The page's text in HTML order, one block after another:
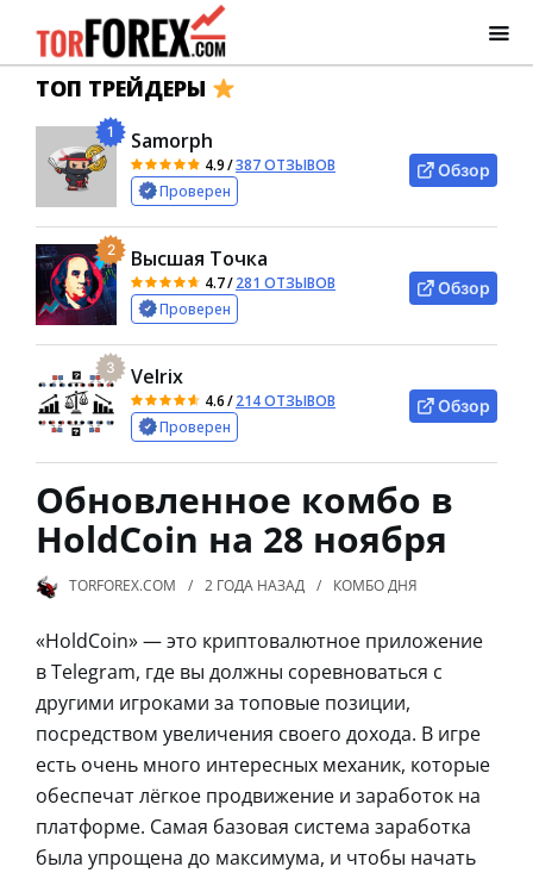
ТОП ТРЕЙДЕРЫ
1 Samorph
4.9/387 ОТЗЫВОВ
Проверен
Обзор
2 Высшая Точка
4.7/281 ОТЗЫВОВ
Проверен
Обзор
3 Velrix
4.6/214 ОТЗЫВОВ
Проверен
Обзор
Обновленное комбо в
HoldCoin на 28 ноября
TORFOREX.COM 2 ГОДА НАЗАД КОМБО ДНЯ
«HoldCoin» — это криптовалютное приложение
в Telegram, где вы должны соревноваться с
другими игроками за топовые позиции,
посредством увеличения своего дохода. В игре
есть очень много интересных механик, которые
обеспечат лёгкое продвижение и заработок на
платформе. Самая базовая система заработка
была упрощена до максимума, и чтобы начать